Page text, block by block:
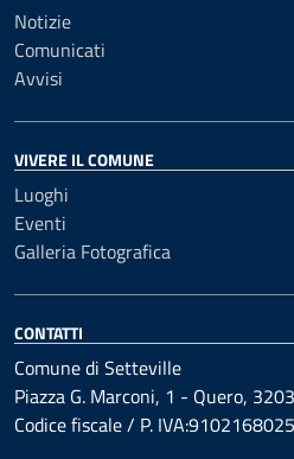
Notizie
Comunicati
Avvisi
VIVERE IL COMUNE
Luoghi
Eventi
Galleria Fotografica
CONTATTI
Comune di Setteville
Piazza G. Marconi, 1 - Quero,
Codice fiscale / P.